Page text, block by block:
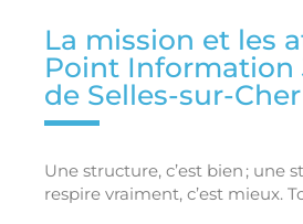
La mission et les
Point Information
de Selles-sur-Cher
Une structure, c’est bien ; une
respire vraiment, c’est mieux.